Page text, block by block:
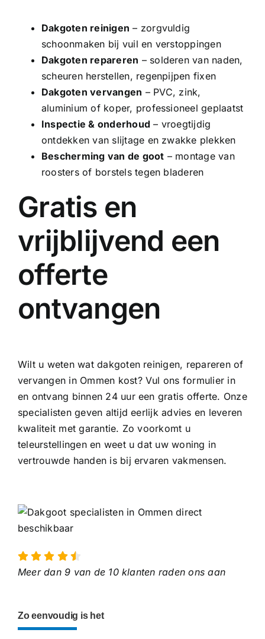
Dakgoten reinigen – zorgvuldig
schoonmaken bij vuil en verstoppingen
Dakgoten repareren – solderen van naden,
scheuren herstellen, regenpijpen fixen
Dakgoten vervangen – PVC, zink,
aluminium of koper, professioneel geplaatst
Inspectie & onderhoud – vroegtijdig
ontdekken van slijtage en zwakke plekken
Bescherming van de goot – montage van
roosters of borstels tegen bladeren
Gratis en
vrijblijvend een
offerte
ontvangen
Wilt u weten wat dakgoten reinigen, repareren of
vervangen in Ommen kost? Vul ons formulier in
en ontvang binnen 24 uur een gratis offerte. Onze
specialisten geven altijd eerlijk advies en leveren
kwaliteit met garantie. Zo voorkomt u
teleurstellingen en weet u dat uw woning in
vertrouwde handen is bij ervaren vakmensen.
Meer dan 9 van de 10 klanten raden ons aan
Zo eenvoudig is het